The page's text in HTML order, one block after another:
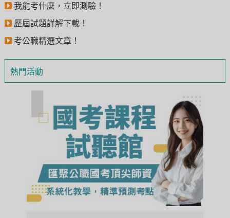
我能考什麼，立即測驗！
歷屆試題詳解下載！
考公職精選文章！
熱門活動